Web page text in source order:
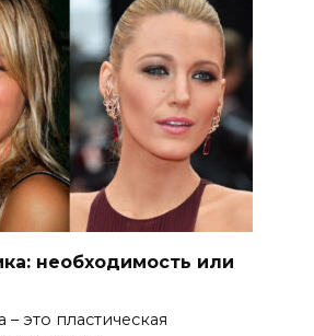
необходимость или
это пластическая